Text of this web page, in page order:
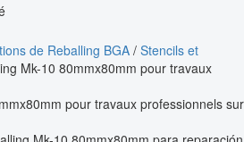
de Reballing BGA / Stencils et
Mk-10 80mmx80mm pour travaux